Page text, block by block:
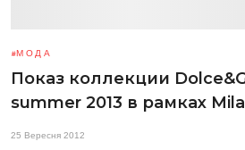
МОДА
Показ коллекции
summer 2013 в рамках
25 Вересня 2012